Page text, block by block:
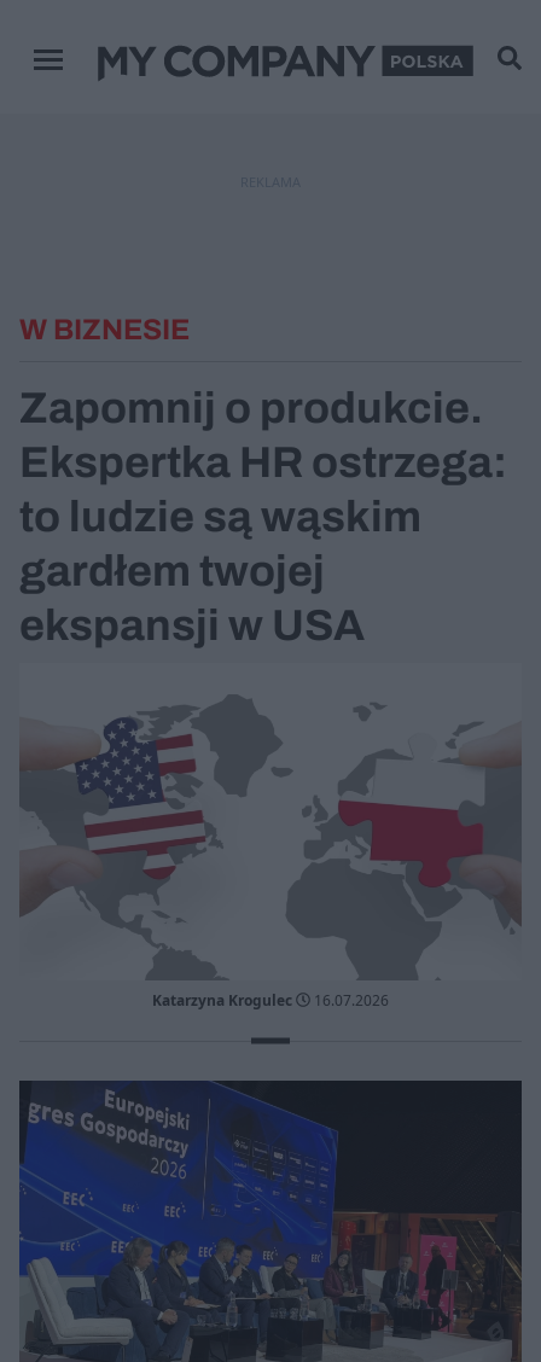
Menu główne
W BIZNESIE
Zapomnij o produkcie.
Ekspertka HR ostrzega:
to ludzie są wąskim
gardłem twojej
ekspansji w USA
Katarzyna Krogulec 16.07.2026